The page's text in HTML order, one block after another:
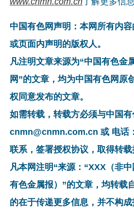
中国有色网声明：本网所有内
或页面内声明的版权人。
凡注明文章来源为“中国有色金
网”的文章，均为中国有色网原
权同意发布的文章。
如需转载，转载方必须与中国有
cnmn@cnmn.com.cn 或 电话
联系，签署授权协议，取得转载
凡本网注明“来源：“XXX（非
有色金属报）”的文章，均转载
的在于传递更多信息，并不构